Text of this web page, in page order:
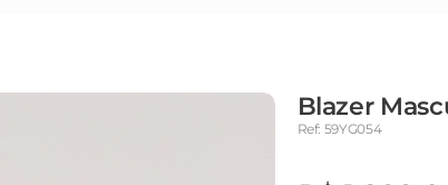
Blazer
Ref: 59YG054